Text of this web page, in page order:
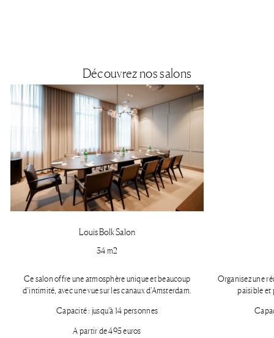
Découvrez nos salons
Louis Bolk Salon​
34 m2
Ce salon offre une atmosphère unique et beaucoup
d’intimité, avec une vue sur les canaux d’Amsterdam.
Capacité : jusqu’à 14 personnes
A partir de 495 euros
Organisez une
paisible et